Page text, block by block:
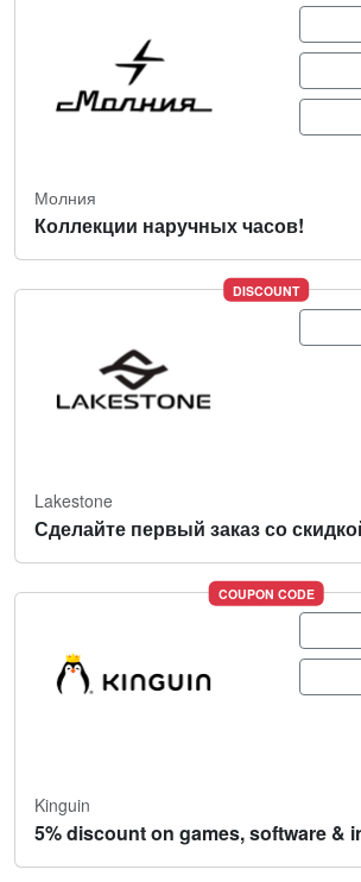
Молния
Коллекции наручных часов!
DISCOUNT
Lakestone
Сделайте первый заказ со
COUPON CODE
Kinguin
5% discount on games, software &